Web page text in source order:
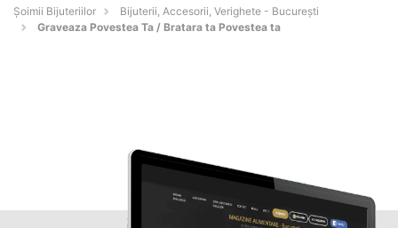
Şoimii Bijuteriilor
Bijuterii, Accesorii, Verighete - Bucureşti
Graveaza Povestea Ta / Bratara ta Povestea ta